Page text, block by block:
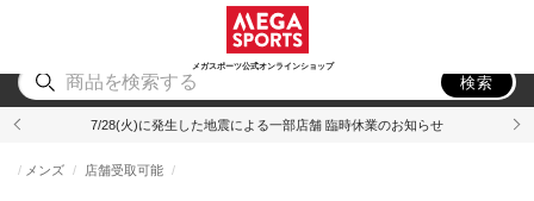
メガスポーツ公式オンラインショップ
アウトドア
検索
7/28(火)に発生した地震による一部店舗 臨時休業のお知らせ
メンズ 店舗受取可能